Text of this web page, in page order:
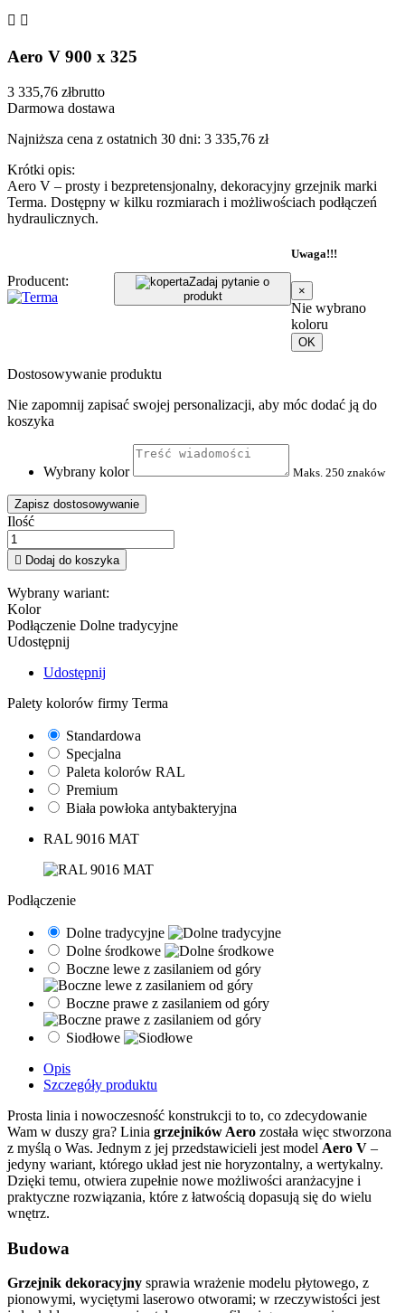
 
Aero V 900 x 325
3 335,76 złbrutto
Darmowa dostawa
Najniższa cena z ostatnich 30 dni: 3 335,76 zł
Krótki opis:
Aero V – prosty i bezpretensjonalny, dekoracyjny grzejnik marki
Terma. Dostępny w kilku rozmiarach i możliwościach podłączeń
hydraulicznych.
Producent:
Zadaj pytanie o
produkt
Uwaga!!!
×
Nie wybrano
koloru
OK
Dostosowywanie produktu
Nie zapomnij zapisać swojej personalizacji, aby móc dodać ją do
koszyka
Wybrany kolor Maks. 250 znaków
Zapisz dostosowywanie
Ilość
 Dodaj do koszyka
Wybrany wariant:
Kolor
Podłączenie Dolne tradycyjne
Udostępnij
Udostępnij
Palety kolorów firmy Terma
Standardowa
Specjalna
Paleta kolorów RAL
Premium
Biała powłoka antybakteryjna
RAL 9016 MAT
Podłączenie
Dolne tradycyjne
Dolne środkowe
Boczne lewe z zasilaniem od góry
Boczne prawe z zasilaniem od góry
Siodłowe
Opis
Szczegóły produktu
Prosta linia i nowoczesność konstrukcji to to, co zdecydowanie
Wam w duszy gra? Linia grzejników Aero została więc stworzona
z myślą o Was. Jednym z jej przedstawicieli jest model Aero V –
jedyny wariant, którego układ jest nie horyzontalny, a wertykalny.
Dzięki temu, otwiera zupełnie nowe możliwości aranżacyjne i
praktyczne rozwiązania, które z łatwością dopasują się do wielu
wnętrz.
Budowa
Grzejnik dekoracyjny sprawia wrażenie modelu płytowego, z
pionowymi, wyciętymi laserowo otworami; w rzeczywistości jest